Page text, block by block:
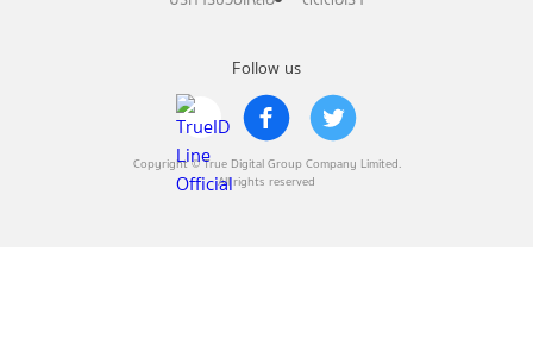
Follow us
Copyright © True Digital Group Company Limited.
All rights reserved